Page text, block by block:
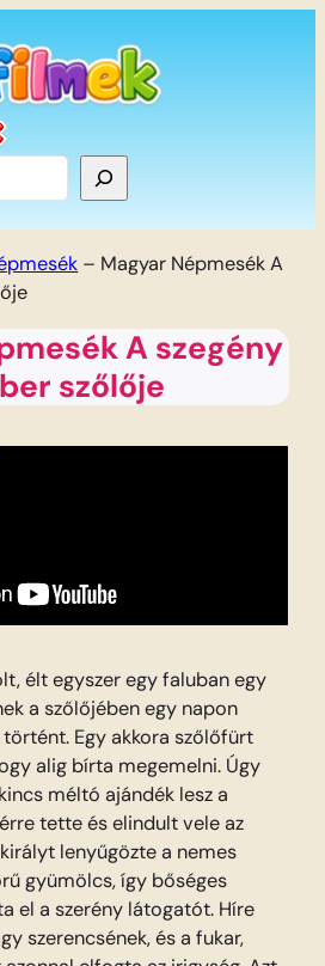
– Magyar Népmesék A
A szegény
szőlője
élt egyszer egy faluban egy
a szőlőjében egy napon
Egy akkora szőlőfürt
alig bírta megemelni. Úgy
méltó ajándék lesz a
tette és elindult vele az
lenyűgözte a nemes
gyümölcs, így bőséges
el a szerény látogatót. Híre
szerencsének, és a fukar,